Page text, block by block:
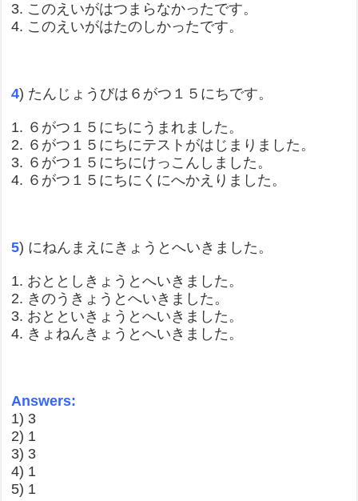
3. このえいがはつまらなかったです。
4. このえいがはたのしかったです。
4) たんじょうびは６がつ１５にちです。
1. ６がつ１５にちにうまれました。
2. ６がつ１５にちにテストがはじまりました。
3. ６がつ１５にちにけっこんしました。
4. ６がつ１５にちにくにへかえりました。
5) にねんまえにきょうとへいきました。
1. おととしきょうとへいきました。
2. きのうきょうとへいきました。
3. おとといきょうとへいきました。
4. きょねんきょうとへいきました。
Answers:
1) 3
2) 1
3) 3
4) 1
5) 1